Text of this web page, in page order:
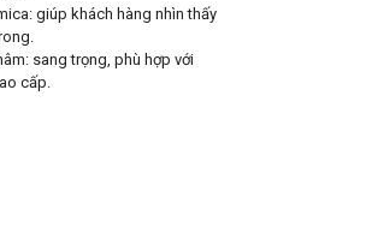
giúp khách hàng nhìn thấy
sang trọng, phù hợp với
cấp.